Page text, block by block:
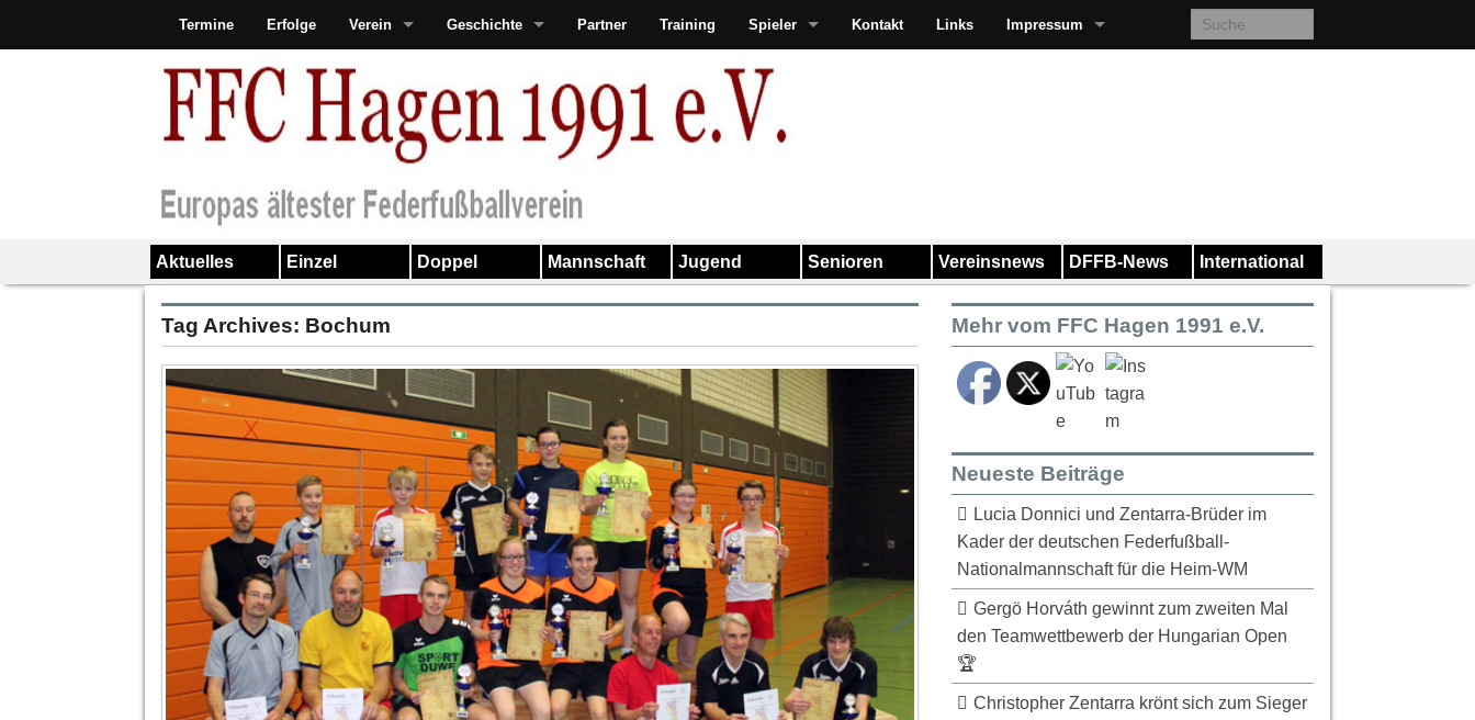
Termine Erfolge Verein Geschichte Partner Training Spieler Kontakt Links Impressum
Aktuelles Einzel Doppel Mannschaft Jugend Senioren Vereinsnews DFFB-News International
Tag Archives: Bochum Mehr vom FFC Hagen 1991 e.V.
Neueste Beiträge
Lucia Donnici und Zentarra-Brüder im
Kader der deutschen Federfußball-
Nationalmannschaft für die Heim-WM
Gergö Horváth gewinnt zum zweiten Mal
den Teamwettbewerb der Hungarian Open
🏆
Christopher Zentarra krönt sich zum Sieger